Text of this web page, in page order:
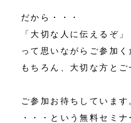
だから・・・
「大切な人に伝えるぞ」
って思いながらご参加く
もちろん、大切な方と
ご参加お待ちしています
・・・という無料セミ